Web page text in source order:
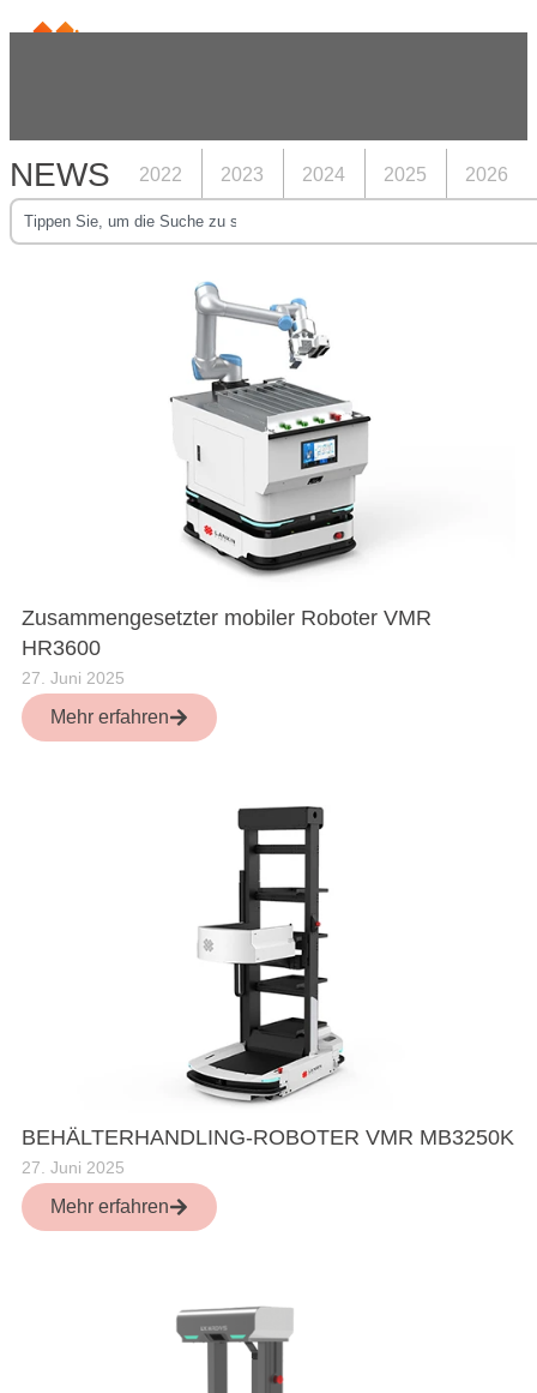
NEWS 2022 2023 2024 2025 2026
Zusammengesetzter mobiler Roboter VMR
HR3600
27. Juni 2025
Mehr erfahren
BEHÄLTERHANDLING-ROBOTER VMR MB3250K
27. Juni 2025
Mehr erfahren